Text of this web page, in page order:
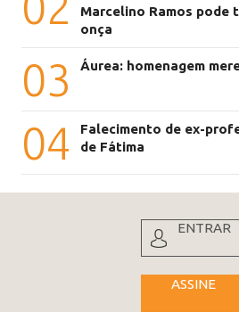
Marcelino Ramos pode
onça
03 Áurea: homenagem
04
Falecimento de ex-
de Fátima
ENTRAR
ASSINE